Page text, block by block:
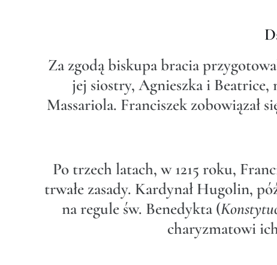
Za zgodą biskupa bracia
jej siostry, Agnieszka i
Massariola. Franciszek zobowiązał
Po trzech latach, w 1215 roku,
trwałe zasady. Kardynał Hugolin,
na regule św. Benedykta (
charyzmatowi